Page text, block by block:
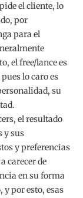
el cliente, lo
por
para el
el free/lance es
lo caro es
su
el resultado
y sus
y preferencias
carecer de
en su forma
por esto, esas